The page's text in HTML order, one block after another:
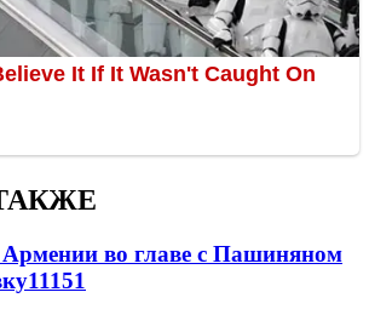
Армении во главе с Пашиняном
11151